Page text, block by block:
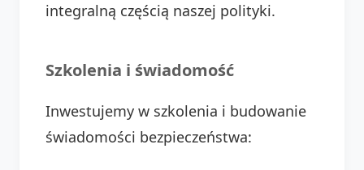
integralną częścią naszej polityki.
Szkolenia i świadomość
Inwestujemy w szkolenia i budowanie
świadomości bezpieczeństwa: